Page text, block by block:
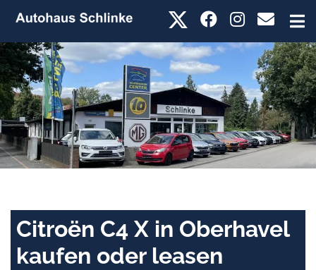
Citroën C4 X in Oberhavel
kaufen oder leasen